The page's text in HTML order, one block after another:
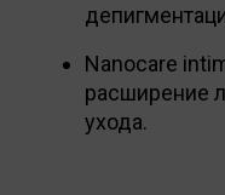
Nanocare
расширение
ухода.